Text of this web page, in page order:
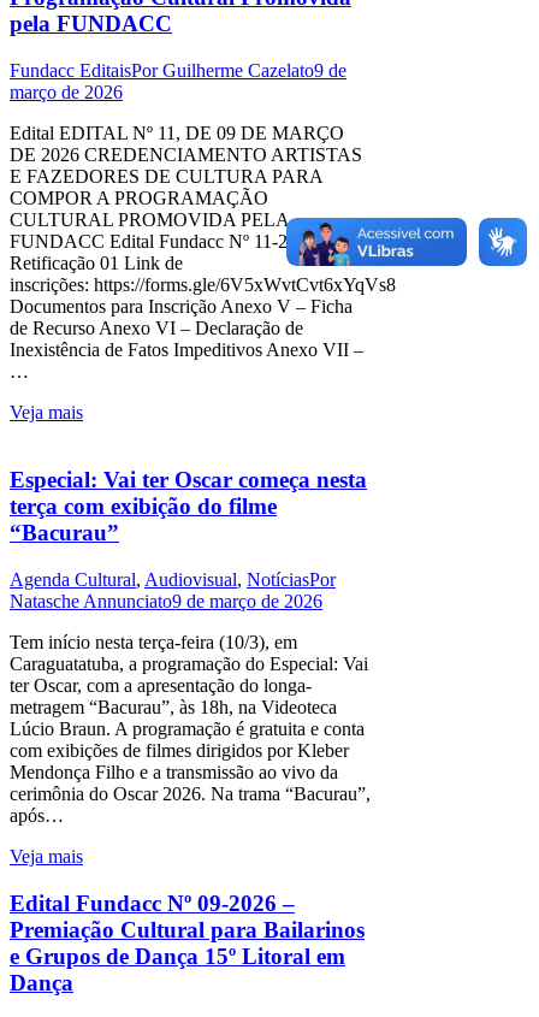
pela FUNDACC
Fundacc EditaisPorGuilherme Cazelato9 de
março de 2026
Edital EDITAL Nº 11, DE 09 DE MARÇO
DE 2026 CREDENCIAMENTO ARTISTAS
E FAZEDORES DE CULTURA PARA
COMPOR A PROGRAMAÇÃO
CULTURAL PROMOVIDA PELA
FUNDACC Edital Fundacc Nº 11-2026 –
Retificação 01 Link de
inscrições: https://forms.gle/6V5xWvtCvt6xYqVs8
Documentos para Inscrição Anexo V – Ficha
de Recurso Anexo VI – Declaração de
Inexistência de Fatos Impeditivos Anexo VII –
…
Veja mais
Especial: Vai ter Oscar começa nesta
terça com exibição do filme
“Bacurau”
Agenda Cultural, Audiovisual, NotíciasPor
Natasche Annunciato9 de março de 2026
Tem início nesta terça-feira (10/3), em
Caraguatatuba, a programação do Especial: Vai
ter Oscar, com a apresentação do longa-
metragem “Bacurau”, às 18h, na Videoteca
Lúcio Braun. A programação é gratuita e conta
com exibições de filmes dirigidos por Kleber
Mendonça Filho e a transmissão ao vivo da
cerimônia do Oscar 2026. Na trama “Bacurau”,
após…
Veja mais
Edital Fundacc Nº 09-2026 –
Premiação Cultural para Bailarinos
e Grupos de Dança 15º Litoral em
Dança